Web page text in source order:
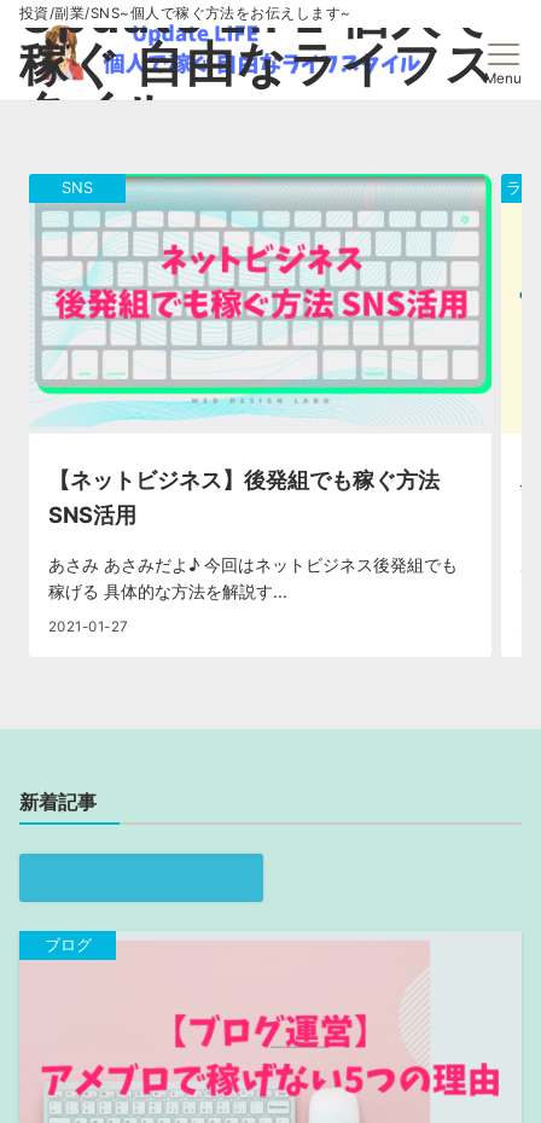
投資/副業/SNS~個人で稼ぐ方法をお伝えします~
Update LIFE 個人で
稼ぐ 自由なライフス
タイル
Menu
SNS
【ネットビジネス】後発組でも稼ぐ方法
SNS活用
あさみ あさみだよ♪ 今回はネットビジネス後発組でも
稼げる 具体的な方法を解説す...
2021-01-27
ラ
新着記事
ブログ